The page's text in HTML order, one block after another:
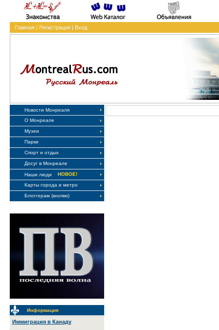
Главная| Регистрация| Вход
Новости Монреаля
О Монреале
Музеи
Парки
Спорт и отдых
Досуг в Монреале
Наши люди
НОВОЕ!
Карты города и метро
Блоггерам (кнопки)
Информация
Иммиграция в Канаду